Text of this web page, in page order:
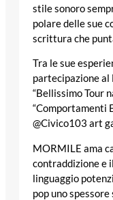
stile sonoro
polare delle sue
scrittura che
Tra le sue
partecipazione al
“Bellissimo Tour
“Comportamenti
@Civico103 art
MORMILE ama
contraddizione e
linguaggio
pop uno